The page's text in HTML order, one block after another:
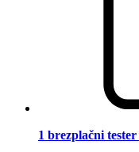
1 brezplačni tester